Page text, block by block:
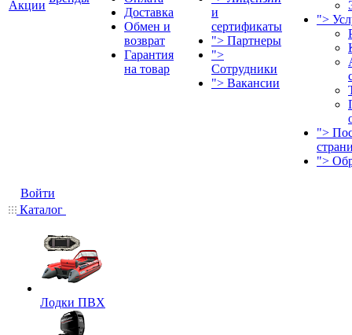
Акции
Доставка
Обмен и
возврат
Гарантия
на товар
и
сертификаты
"> Партнеры
">
Сотрудники
"> Вакансии
">
">
">
Войти
Каталог
Лодки ПВХ